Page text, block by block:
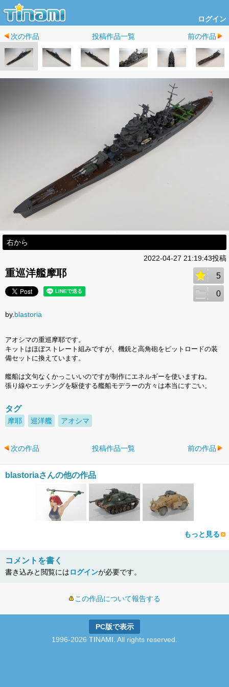
ログイン
次の作品 投稿作品一覧 前の作品
右から
2022-04-27 21:19:43投稿
重巡洋艦摩耶 5
0
by. blastoria
アオシマの重巡摩耶です。
キットはほぼストレート組みですが、機銃と高角砲をピットロードの装
備セットに換えています。
艦船は文句なくかっこいいのですが制作にエネルギーを使いますね。
張り線やエッチングを駆使する艦船モデラーの方々は本当にすごい。
タグ
摩耶 巡洋艦 アオシマ
次の作品 投稿作品一覧 前の作品
blastoriaさんの他の作品
もっと見る
コメントを書く
書き込みと閲覧にはログインが必要です。
この作品について報告する
PC版で表示
1996-2026 TINAMI. All rights reserved.